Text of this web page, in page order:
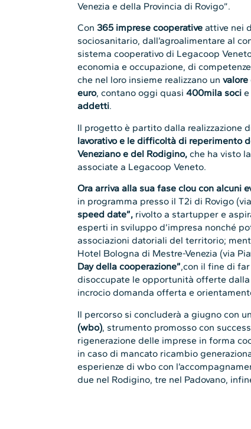
Venezia e della Provincia di Rovigo”.
Con 365 imprese cooperative attive nei
sociosanitario, dall’agroalimentare al
sistema cooperativo di Legacoop
economia e occupazione, di
che nel loro insieme realizzano un
euro, contano oggi quasi400mila soci
addetti.
Il progetto è partito dalla realizzazione
lavorativo e le difficoltà di reperimento
Veneziano e del Rodigino, che ha visto
associate a Legacoop Veneto.
Ora arriva alla sua fase clou con alcuni
in programma presso il T2i di Rovigo
speed date”, rivolto a startupper e
esperti in sviluppo d’impresa nonché
associazioni datoriali del territorio;
Hotel Bologna di Mestre-Venezia (via
Day della cooperazione”,con il fine di
disoccupate le opportunità offerte
incrocio domanda offerta e
Il percorso si concluderà a giugno con
(wbo), strumento promosso con
rigenerazione delle imprese in forma
in caso di mancato ricambio
esperienze di wbo con
due nel Rodigino, tre nel Padovano,